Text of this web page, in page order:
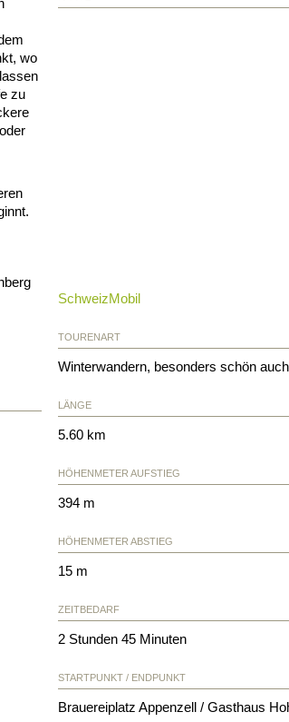
wo
zu
SchweizMobil
TOURENART
Winterwandern, besonders schön
LÄNGE
5.60 km
HÖHENMETER AUFSTIEG
394 m
HÖHENMETER ABSTIEG
15 m
ZEITBEDARF
2 Stunden 45 Minuten
STARTPUNKT / ENDPUNKT
Brauereiplatz Appenzell / Gasthaus